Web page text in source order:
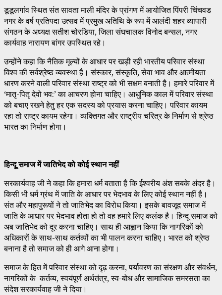
डूडूलगांव स्थित संत सावता माली मंदिर के प्रांगण में आयोजित पिंपरी चिंचवड
नगर के वर्ष प्रतिपदा उत्सव में प्रमुख अतिथि के रूप में आलंदी शहर व्यापारी
संगठन के अध्यक्ष सतीश चोरडिया, जिला संघचालक विनोद बन्सल, नगर
कार्यवाह नारायण बांगर उपस्थित रहे।
उन्होंने कहा कि नैतिक मूल्यों के आधार पर खड़ी रही भारतीय परिवार संस्था
विश्व की सर्वश्रेष्ठ व्यवस्था है। संस्कार, संस्कृति, सेवा भाव और आत्मीयता
धारण करने वाली परिवार संस्था राष्ट्र को भी सक्षम बनाती है। हमारे परिवार में
‘मातृ-पितृ देवो भव:’ का आचरण होना चाहिए। आधुनिक काल में परिवार संस्था
को बचाए रखने हेतु हर एक सदस्य को प्रयास करना चाहिए। परिवार कायम
रहा तो राष्ट्र कायम रहेगा। व्यक्तिगत और राष्ट्रीय चरित्र के निर्माण से श्रेष्ठ
भारत का निर्माण होगा।
हिन्दू समाज में जातिभेद को कोई स्थान नहीं
सरकार्यवाह जी ने कहा कि हमारा धर्म बताता है कि ईश्वरीय अंश सबके अंदर है।
किसी भी धर्म ग्रंथ में जाति के आधार पर भेदभाव के लिए कोई स्थान नहीं है।
संत और महापुरूषों ने तो जातिभेद का विरोध किया। इसके बावजूद समाज में
जाति के आधार पर भेदभाव होता हो तो वह हमारे लिए कलंक है। हिन्दू समाज को
अब जातिभेद को दूर करना चाहिए। साथ ही आह्वान किया कि नागरिकों को
अधिकारों के साथ-साथ कर्तव्यों का भी पालन करना चाहिए। भारत को श्रेष्ठ
बनाना है तो समाज को ही आगे आना होगा।
समाज के हित में परिवार संस्था को दृढ़ करना, पर्यावरण का संरक्षण और संवर्धन,
नागरिकों के कर्तव्य, स्वयंपूर्ण अर्थतंत्र, स्व-बोध और सामाजिक समरसता का
संदेश सरकार्यवाह जी ने दिया।